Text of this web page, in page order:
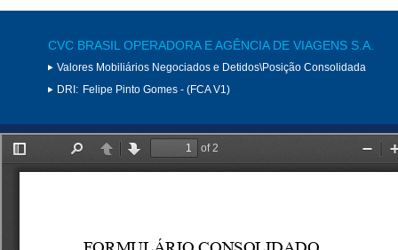
CVC BRASIL OPERADORA E AGÊNCIA DE VIAGENS S.A.
Valores Mobiliários Negociados e Detidos\Posição Consolidada
DRI: Felipe Pinto Gomes - (FCA V1)